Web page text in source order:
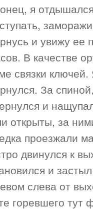
я
и увижу ее
В качестве
связки
За
и
открыты, за
проезжали
двинулся к
и
слева от
горевшего тут